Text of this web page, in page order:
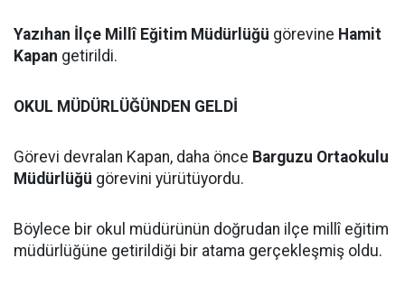
Yazıhan İlçe Millî Eğitim Müdürlüğü görevine Hamit
Kapan getirildi.
OKUL MÜDÜRLÜĞÜNDEN GELDİ
Görevi devralan Kapan, daha önce Barguzu Ortaokulu
Müdürlüğü görevini yürütüyordu.
Böylece bir okul müdürünün doğrudan ilçe millî eğitim
müdürlüğüne getirildiği bir atama gerçekleşmiş oldu.